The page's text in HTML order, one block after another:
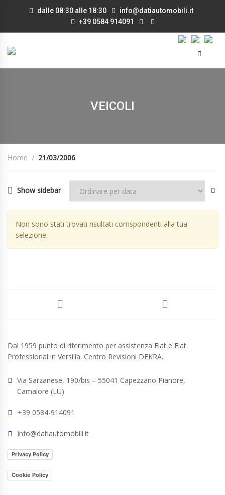
dalle 08:30 alle 18:30
info@datiautomobili.it
+39 0584 914091
VEICOLI
Home 21/03/2006
Show sidebar
Non sono stati trovati risultati corrispondenti alla tua
selezione.
Dal 1959 punto di riferimento per assistenza Fiat e Fiat
Professional in Versilia. Centro Revisioni DEKRA.
Via Sarzanese, 190/bis – 55041 Capezzano Pianore,
Camaiore (LU)
+39 0584-914091
info@datiautomobili.it
Privacy Policy
Cookie Policy